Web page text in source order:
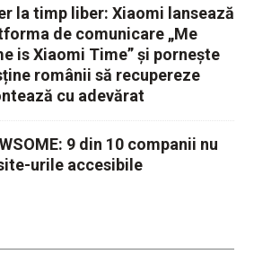
la timp liber: Xiaomi lansează
de comunicare „Me
is Xiaomi Time” și pornește
românii să recupereze
cu adevărat
9 din 10 companii nu
urile accesibile